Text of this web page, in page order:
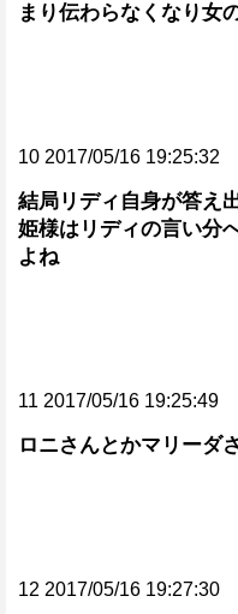
まり伝わらなくなり女
10 2017/05/16 19:25:32
結局リディ自身が答え
姫様はリディの言い分
よね
11 2017/05/16 19:25:49
ロニさんとかマリーダ
12 2017/05/16 19:27:30